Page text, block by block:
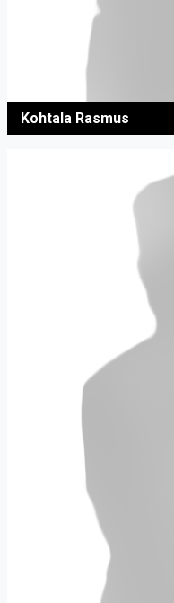
Kohtala Rasmus